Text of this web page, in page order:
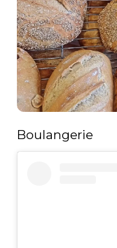
Boulangerie